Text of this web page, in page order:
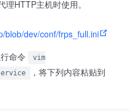
理HTTP主机时使用。
blob/dev/conf/frps_full.ini
命令
vim
，将下列内容粘贴到